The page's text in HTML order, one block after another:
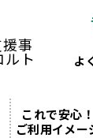
よ
これで安心！
ご利用イメー